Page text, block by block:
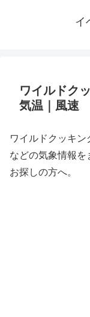
イ
ワイルドク
気温｜風速
ワイルドクッキ
などの気象情報を
お探しの方へ。